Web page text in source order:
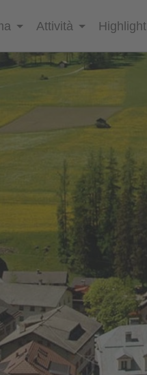
Attività Highlight